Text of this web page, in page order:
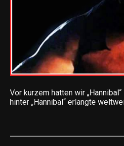
Vor kurzem hatten wir
hinter „Hannibal“ erlangte